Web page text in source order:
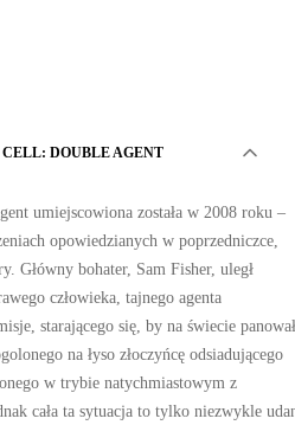
DOUBLE AGENT
umiejscowiona została w 2008 roku –
opowiedzianych w poprzedniczce,
Główny bohater, Sam Fisher, uległ
człowieka, tajnego agenta
starającego się, by na świecie
na łyso złoczyńcę odsiadującego
w trybie natychmiastowym z
cała ta sytuacja to tylko niezwykle